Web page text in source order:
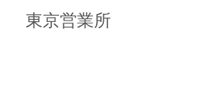
東京営業所